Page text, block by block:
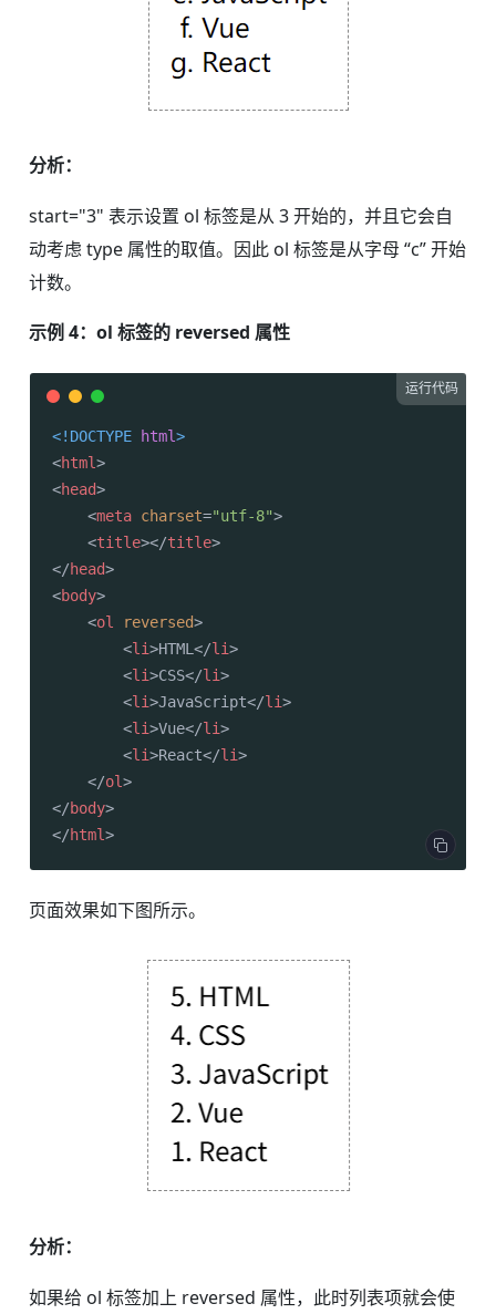
分析：
start="3" 表示设置 ol 标签是从 3 开始的，并且它会自
动考虑 type 属性的取值。因此 ol 标签是从字母 “c” 开始
计数。
示例 4：ol 标签的 reversed 属性
运行代码
<!DOCTYPE html>
<html>
<head>
<meta charset="utf-8">
<title></title>
</head>
<body>
<ol reversed>
<li>HTML </li>
<li>CSS</li>
<li>JavaScript</li>
<li>Vue</li>
<li>React</li>
</ol>
</body>
</html>
页面效果如下图所示。
分析：
如果给 ol 标签加上 reversed 属性，此时列表项就会使